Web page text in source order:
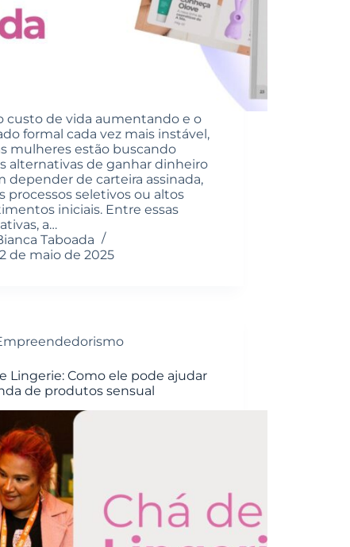
custo de vida aumentando e o
formal cada vez mais instável,
mulheres estão buscando
alternativas de ganhar dinheiro
depender de carteira assinada,
processos seletivos ou altos
iniciais. Entre essas
a…
Taboada
de maio de 2025
Lingerie: Como ele pode ajudar
de produtos sensual